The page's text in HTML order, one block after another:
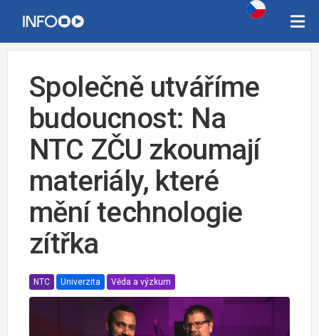
Společně utváříme
budoucnost: Na
NTC ZČU zkoumají
materiály, které
mění technologie
zítřka
NTC Univerzita Věda a výzkum